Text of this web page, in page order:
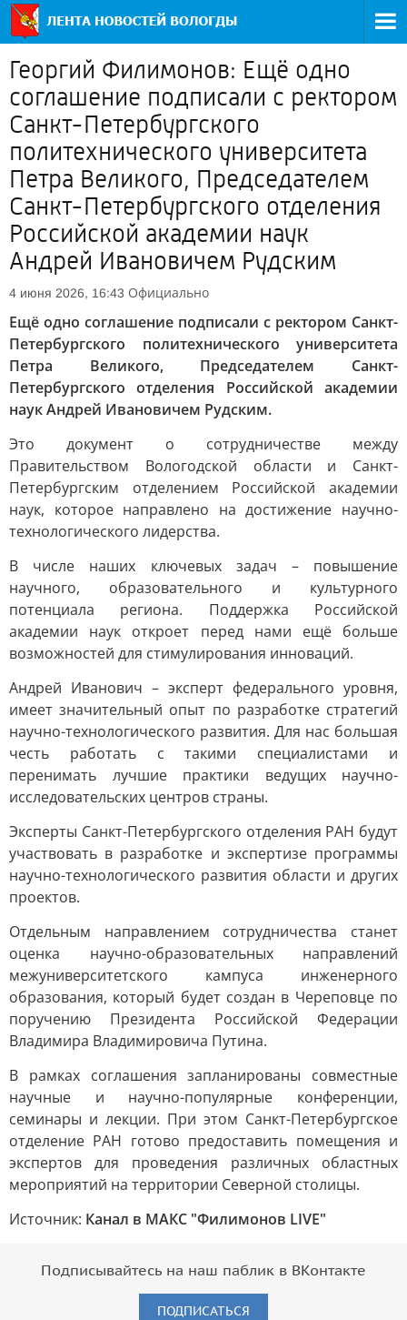
Георгий Филимонов: Ещё одно
соглашение подписали с ректором
Санкт-Петербургского
политехнического университета
Петра Великого, Председателем
Санкт-Петербургского отделения
Российской академии наук
Андрей Ивановичем Рудским
4 июня 2026, 16:43 Официально
Ещё одно соглашение подписали с ректором Санкт-
Петербургского политехнического университета
Петра Великого, Председателем Санкт-
Петербургского отделения Российской академии
наук Андрей Ивановичем Рудским.
Это документ о сотрудничестве между
Правительством Вологодской области и Санкт-
Петербургским отделением Российской академии
наук, которое направлено на достижение научно-
технологического лидерства.
В числе наших ключевых задач – повышение
научного, образовательного и культурного
потенциала региона. Поддержка Российской
академии наук откроет перед нами ещё больше
возможностей для стимулирования инноваций.
Андрей Иванович – эксперт федерального уровня,
имеет значительный опыт по разработке стратегий
научно-технологического развития. Для нас большая
честь работать с такими специалистами и
перенимать лучшие практики ведущих научно-
исследовательских центров страны.
Эксперты Санкт-Петербургского отделения РАН будут
участвовать в разработке и экспертизе программы
научно-технологического развития области и других
проектов.
Отдельным направлением сотрудничества станет
оценка научно-образовательных направлений
межуниверситетского кампуса инженерного
образования, который будет создан в Череповце по
поручению Президента Российской Федерации
Владимира Владимировича Путина.
В рамках соглашения запланированы совместные
научные и научно-популярные конференции,
семинары и лекции. При этом Санкт-Петербургское
отделение РАН готово предоставить помещения и
экспертов для проведения различных областных
мероприятий на территории Северной столицы.
Источник: Канал в МАКС "Филимонов LIVE"
Подписывайтесь на наш паблик в ВКонтакте
ПОДПИСАТЬСЯ